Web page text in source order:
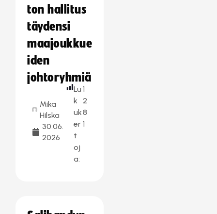
ton hallitus
täydensi
maajoukkue
iden
johtoryhmiä
Mika
Hilska
30.06.
2026
Lu
k
uk
er
t
oj
a:
1
2
8
1